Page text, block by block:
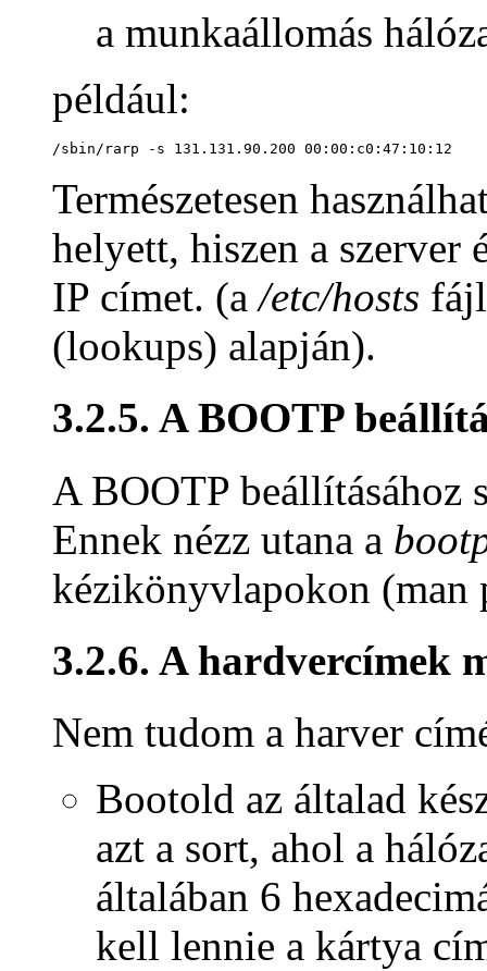
a munkaállomás
például:
/sbin/rarp -s 131.131.90.200 00:00:c0:47:10:12
Természetesen
helyett, hiszen a szerver
IP címet. (a/etc/hosts
(lookups) alapján).
3.2.5. A BOOTP
A BOOTP beállításához
Ennek nézz utana a
kézikönyvlapokon (man
3.2.6. A hardvercímek
Nem tudom a harver
Bootold az általad
azt a sort, ahol a
általában 6
kell lennie a kártya